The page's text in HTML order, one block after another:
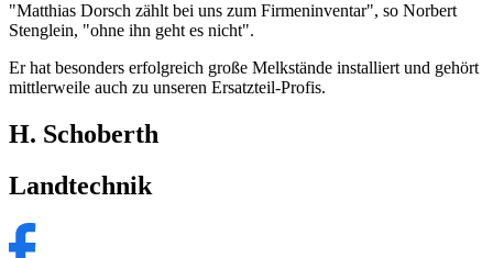
"Matthias Dorsch zählt bei uns zum Firmeninventar", so Norbert
Stenglein, "ohne ihn geht es nicht".
Er hat besonders erfolgreich große Melkstände installiert und gehört
mittlerweile auch zu unseren Ersatzteil-Profis.
H. Schoberth
Landtechnik